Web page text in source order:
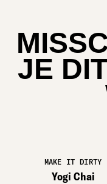
JE
MAKE IT DIRTY
Yogi Chai